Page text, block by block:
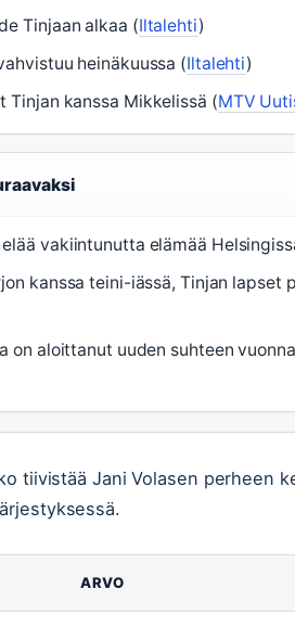
Tinjaan alkaa (Iltalehti)
heinäkuussa (Iltalehti)
Tinjan kanssa Mikkelissä (MTV
vakiintunutta elämää
kanssa teini-iässä, Tinjan lapset
on aloittanut uuden suhteen
tiivistää Jani Volasen perheen
ARVO